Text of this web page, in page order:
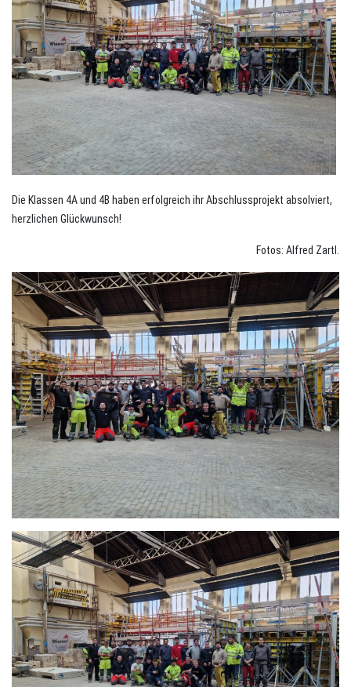
Die Klassen 4A und 4B haben erfolgreich ihr Abschlussprojekt absolviert,
herzlichen Glückwunsch!
Fotos: Alfred Zartl.